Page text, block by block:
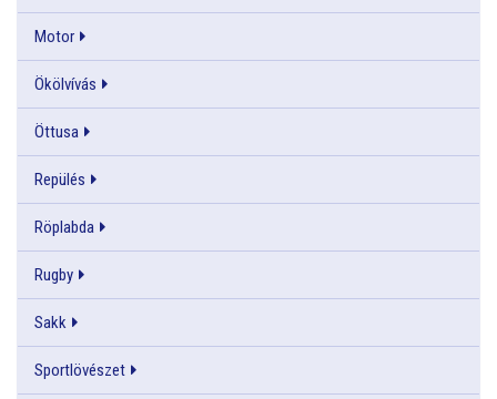
Motor
Ökölvívás
Öttusa
Repülés
Röplabda
Rugby
Sakk
Sportlövészet